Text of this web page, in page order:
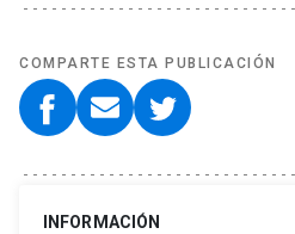
COMPARTE ESTA PUBLICACIÓN
INFORMACIÓN